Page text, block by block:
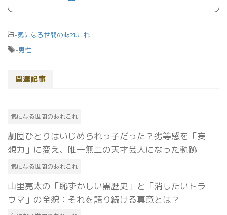
-気になる世間のあれこれ
-男性
関連記事
気になる世間のあれこれ
劇団ひとりはいじめられっ子だった？劣等感を「妄
想力」に変え、唯一無二の天才芸人になった軌跡
気になる世間のあれこれ
山里亮太の「恥ずかしい黒歴史」と「消したいトラ
ウマ」の全貌：それを語り続ける真意とは？